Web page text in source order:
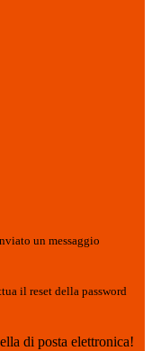
un messaggio
il reset della password
di posta elettronica!